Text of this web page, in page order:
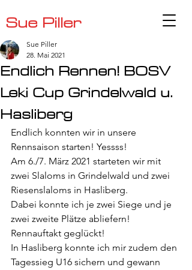
Sue Piller
Endlich Rennen! BOSV
Leki Cup Grindelwald u.
Hasliberg
Sue Piller
28. Mai 2021
Endlich konnten wir in unsere
Rennsaison starten! Yessss!
Am 6./7. März 2021 starteten wir mit
zwei Slaloms in Grindelwald und zwei
Riesenslaloms in Hasliberg.
Dabei konnte ich je zwei Siege und je
zwei zweite Plätze abliefern!
Rennauftakt geglückt!
In Hasliberg konnte ich mir zudem den
Tagessieg U16 sichern und gewann